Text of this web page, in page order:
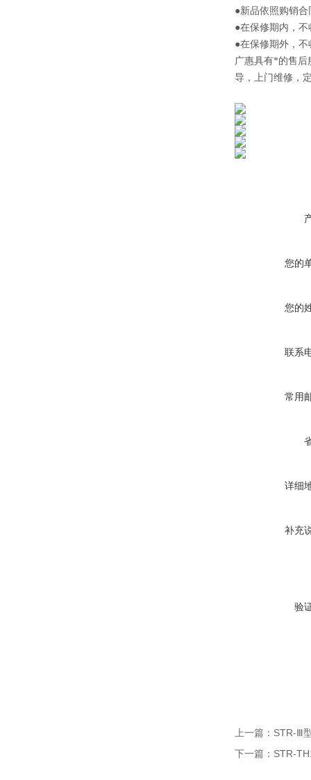
●新品依照购销
●在保修期内，
●在保修期外，
广惠具有*的售后
导，上门维修，
您的
您的
联系
常用
详细
补充
验
上一篇： STR-Ⅲ
下一篇： STR-